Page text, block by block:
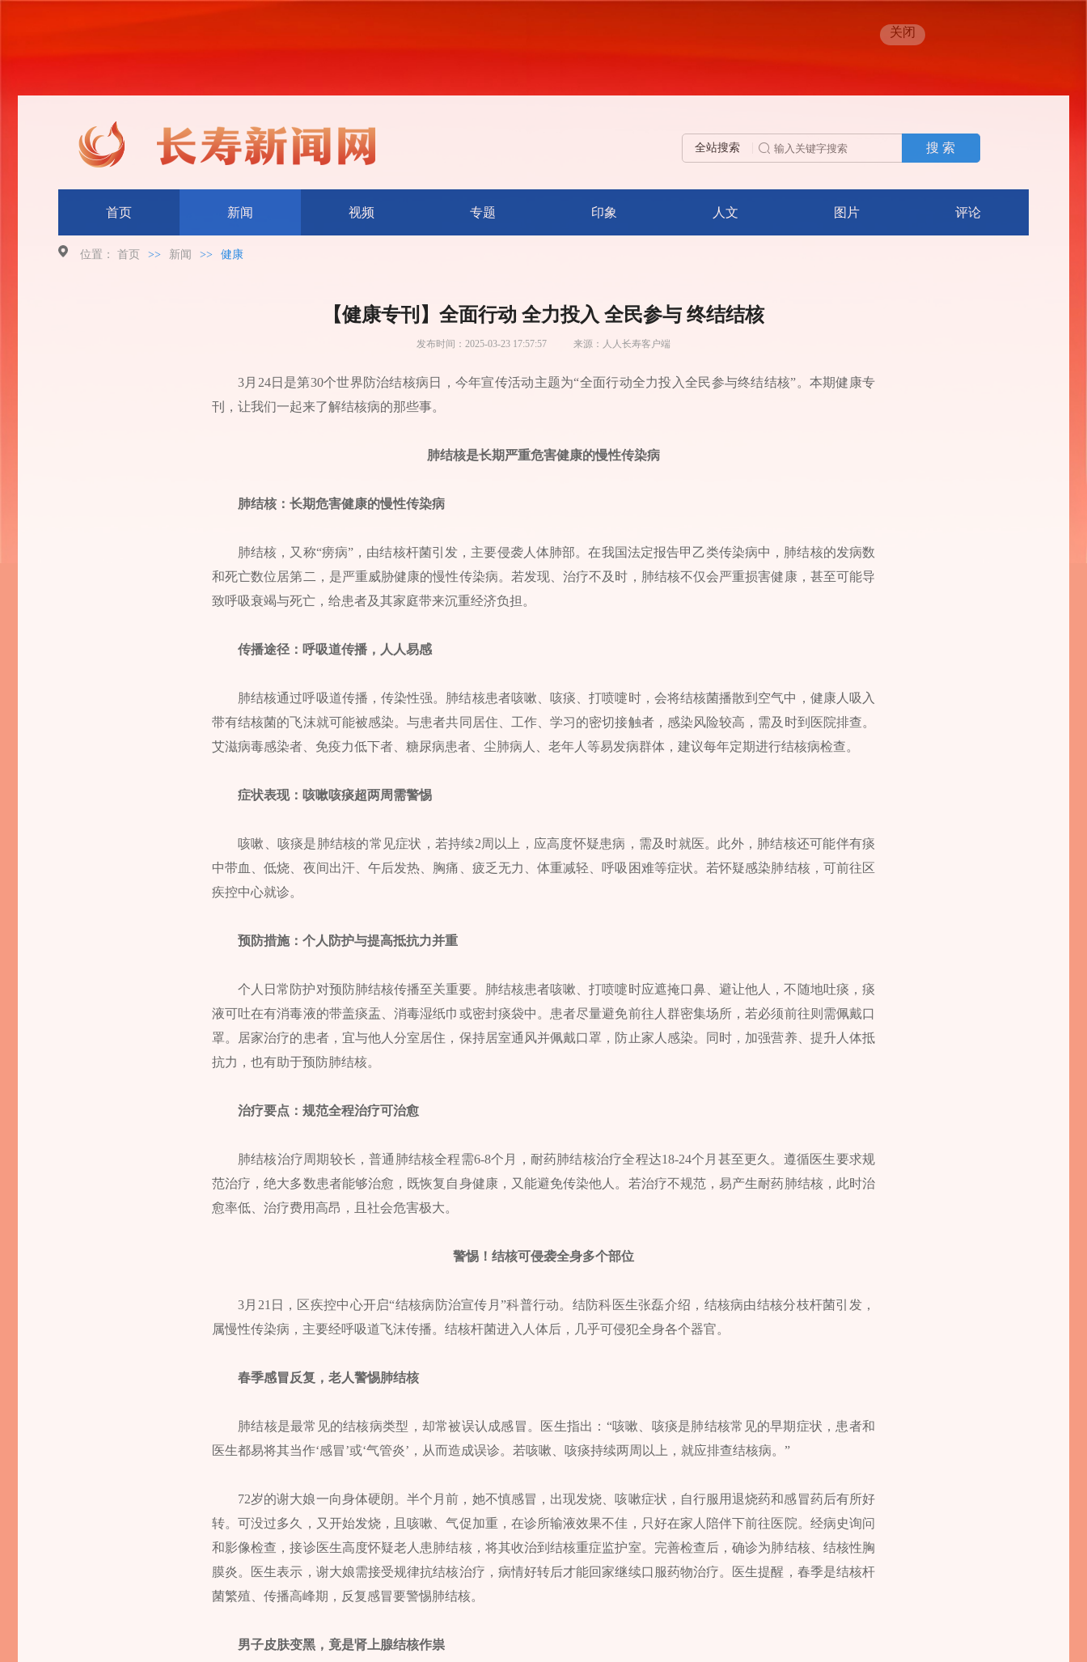
关闭
全站搜索 搜 索
首页 新闻 视频 专题 印象 人文 图片 评论
位置： 首页 >> 新闻 >> 健康
【健康专刊】全面行动 全力投入 全民参与 终结结核
发布时间： 2025-03-23 17:57:57 来源： 人人长寿客户端
3月24日是第30个世界防治结核病日，今年宣传活动主题为“全面行动全力投入全民参与终结结核”。本期健康专
刊，让我们一起来了解结核病的那些事。
肺结核是长期严重危害健康的慢性传染病
肺结核：长期危害健康的慢性传染病
肺结核，又称“痨病”，由结核杆菌引发，主要侵袭人体肺部。在我国法定报告甲乙类传染病中，肺结核的发病数
和死亡数位居第二，是严重威胁健康的慢性传染病。若发现、治疗不及时，肺结核不仅会严重损害健康，甚至可能导
致呼吸衰竭与死亡，给患者及其家庭带来沉重经济负担。
传播途径：呼吸道传播，人人易感
肺结核通过呼吸道传播，传染性强。肺结核患者咳嗽、咳痰、打喷嚏时，会将结核菌播散到空气中，健康人吸入
带有结核菌的飞沫就可能被感染。与患者共同居住、工作、学习的密切接触者，感染风险较高，需及时到医院排查。
艾滋病毒感染者、免疫力低下者、糖尿病患者、尘肺病人、老年人等易发病群体，建议每年定期进行结核病检查。
症状表现：咳嗽咳痰超两周需警惕
咳嗽、咳痰是肺结核的常见症状，若持续2周以上，应高度怀疑患病，需及时就医。此外，肺结核还可能伴有痰
中带血、低烧、夜间出汗、午后发热、胸痛、疲乏无力、体重减轻、呼吸困难等症状。若怀疑感染肺结核，可前往区
疾控中心就诊。
预防措施：个人防护与提高抵抗力并重
个人日常防护对预防肺结核传播至关重要。肺结核患者咳嗽、打喷嚏时应遮掩口鼻、避让他人，不随地吐痰，痰
液可吐在有消毒液的带盖痰盂、消毒湿纸巾或密封痰袋中。患者尽量避免前往人群密集场所，若必须前往则需佩戴口
罩。居家治疗的患者，宜与他人分室居住，保持居室通风并佩戴口罩，防止家人感染。同时，加强营养、提升人体抵
抗力，也有助于预防肺结核。
治疗要点：规范全程治疗可治愈
肺结核治疗周期较长，普通肺结核全程需6-8个月，耐药肺结核治疗全程达18-24个月甚至更久。遵循医生要求规
范治疗，绝大多数患者能够治愈，既恢复自身健康，又能避免传染他人。若治疗不规范，易产生耐药肺结核，此时治
愈率低、治疗费用高昂，且社会危害极大。
警惕！结核可侵袭全身多个部位
3月21日，区疾控中心开启“结核病防治宣传月”科普行动。结防科医生张磊介绍，结核病由结核分枝杆菌引发，
属慢性传染病，主要经呼吸道飞沫传播。结核杆菌进入人体后，几乎可侵犯全身各个器官。
春季感冒反复，老人警惕肺结核
肺结核是最常见的结核病类型，却常被误认成感冒。医生指出：“咳嗽、咳痰是肺结核常见的早期症状，患者和
医生都易将其当作‘感冒’或‘气管炎’，从而造成误诊。若咳嗽、咳痰持续两周以上，就应排查结核病。”
72岁的谢大娘一向身体硬朗。半个月前，她不慎感冒，出现发烧、咳嗽症状，自行服用退烧药和感冒药后有所好
转。可没过多久，又开始发烧，且咳嗽、气促加重，在诊所输液效果不佳，只好在家人陪伴下前往医院。经病史询问
和影像检查，接诊医生高度怀疑老人患肺结核，将其收治到结核重症监护室。完善检查后，确诊为肺结核、结核性胸
膜炎。医生表示，谢大娘需接受规律抗结核治疗，病情好转后才能回家继续口服药物治疗。医生提醒，春季是结核杆
菌繁殖、传播高峰期，反复感冒要警惕肺结核。
男子皮肤变黑，竟是肾上腺结核作祟